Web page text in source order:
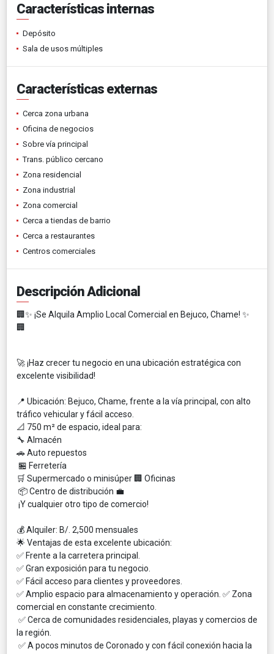
Características internas
Depósito
Sala de usos múltiples
Características externas
Cerca zona urbana
Oficina de negocios
Sobre vía principal
Trans. público cercano
Zona residencial
Zona industrial
Zona comercial
Cerca a tiendas de barrio
Cerca a restaurantes
Centros comerciales
Descripción Adicional
🏢✨ ¡Se Alquila Amplio Local Comercial en Bejuco, Chame! ✨
🏢
🚀 ¡Haz crecer tu negocio en una ubicación estratégica con
excelente visibilidad!
📍 Ubicación: Bejuco, Chame, frente a la vía principal, con alto
tráfico vehicular y fácil acceso.
📐 750 m² de espacio, ideal para:
🔧 Almacén
🚗 Auto repuestos
🏪 Ferretería
🛒 Supermercado o minisúper 🏢 Oficinas
📦 Centro de distribución 💼
¡Y cualquier otro tipo de comercio!
💰 Alquiler: B/. 2,500 mensuales
🌟 Ventajas de esta excelente ubicación:
✅ Frente a la carretera principal.
✅ Gran exposición para tu negocio.
✅ Fácil acceso para clientes y proveedores.
✅ Amplio espacio para almacenamiento y operación. ✅ Zona
comercial en constante crecimiento.
✅ Cerca de comunidades residenciales, playas y comercios de
la región.
✅ A pocos minutos de Coronado y con fácil conexión hacia la